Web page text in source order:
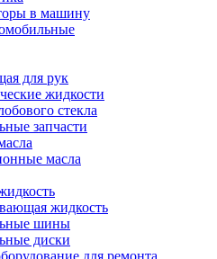
в машину
для рук
жидкости
стекла
запчасти
масла
жидкость
шины
диски
для ремонта